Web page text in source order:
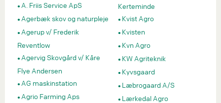
A. Friis Service ApS
Agerbæk skov og naturpleje
Agerup v/ Frederik
Reventlow
Agervig Skovgård v/ Kåre
Flye Andersen
AG maskinstation
Agrio Farming Aps
Kerteminde
Kvist Agro
Kvisten
Kvn Agro
KW Agriteknik
Kyvsgaard
Læbrogaard A/S
Lærkedal Agro